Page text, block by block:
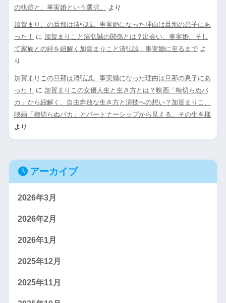
の軌跡と、事実婚という選択。
より
加賀まりこの旦那は清弘誠。事実婚になった理由は旦那の息子にあ
った！
に 加賀まりこと清弘誠の関係とは？出会い、事実婚、そし
て家族との絆を紐解く加賀まりこと清弘誠：事実婚に至るまでよ
り
加賀まりこの旦那は清弘誠。事実婚になった理由は旦那の息子にあ
った！
に 加賀まりこの女優人生と生き方とは？映画「梅切らぬバ
カ」から紐解く、自由奔放な生き方と演技への想い？加賀まりこ、
映画「梅切らぬバカ」とパートナーシップから見える、その生き様
より
アーカイブ
2026年3月
2026年2月
2026年1月
2025年12月
2025年11月